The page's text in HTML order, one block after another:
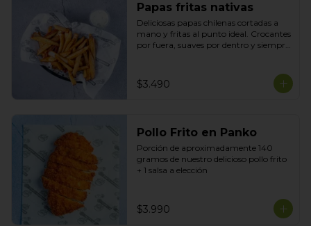
Papas fritas nativas
Deliciosas papas chilenas cortadas a
mano y fritas al punto ideal. Crocantes
por fuera, suaves por dentro y siempre
$3.490
Pollo Frito en Panko
Porción de aproximadamente 140
gramos de nuestro delicioso pollo frito
+ 1 salsa a elección
$3.990